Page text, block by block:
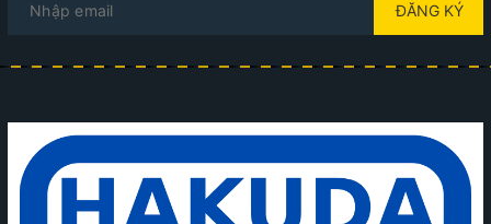
ĐĂNG KÝ